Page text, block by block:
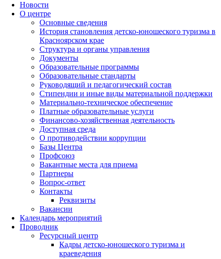
Новости
О центре
Основные сведения
История становления детско-юношеского туризма в
Красноярском крае
Структура и органы управления
Документы
Образовательные программы
Образовательные стандарты
Руководящий и педагогический состав
Стипендии и иные виды материальной поддержки
Материально-техническое обеспечение
Платные образовательные услуги
Финансово-хозяйственная деятельность
Доступная среда
О противодействии коррупции
Базы Центра
Профсоюз
Вакантные места для приема
Партнеры
Вопрос-ответ
Контакты
Реквизиты
Вакансии
Календарь мероприятий
Проводник
Ресурсный центр
Кадры детско-юношеского туризма и
краеведения